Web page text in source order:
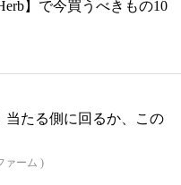
】で今買うべきもの10
当たる側に回るか、この
ァーム )